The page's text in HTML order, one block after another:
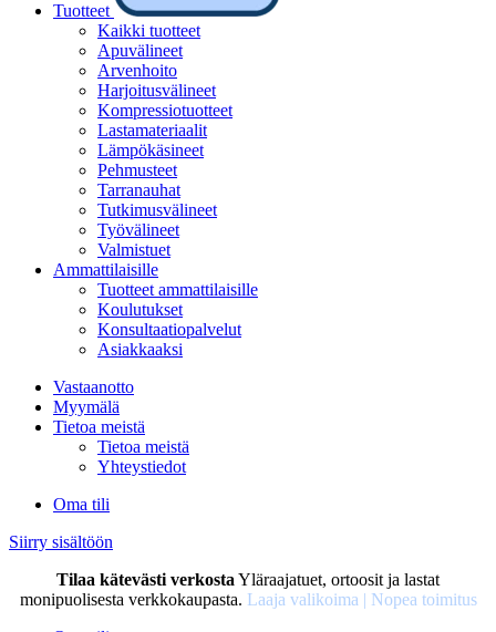
Tuotteet
Kaikki tuotteet
Apuvälineet
Arvenhoito
Harjoitusvälineet
Kompressiotuotteet
Lastamateriaalit
Lämpökäsineet
Pehmusteet
Tarranauhat
Tutkimusvälineet
Työvälineet
Valmistuet
Ammattilaisille
Tuotteet ammattilaisille
Koulutukset
Konsultaatiopalvelut
Asiakkaaksi
Vastaanotto
Myymälä
Tietoa meistä
Tietoa meistä
Yhteystiedot
Oma tili
Siirry sisältöön
Tilaa kätevästi verkosta Yläraajatuet, ortoosit ja lastat
monipuolisesta verkkokaupasta. Laaja valikoima | Nopea toimitus